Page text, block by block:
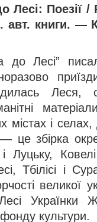
Лесі: Поезії
авт. книги. —
до Лесі”
Леся,
містах і
це збірка
Луцьку,
Тбілісі і
великої
Українки
культури.